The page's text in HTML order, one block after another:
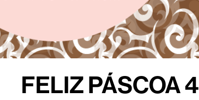
FELIZ PÁSCOA 4